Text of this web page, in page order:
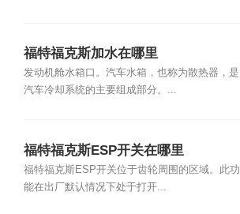
福特福克斯加水在哪里
发动机舱水箱口。汽车水箱，也称为散热器，是
汽车冷却系统的主要组成部分。...
福特福克斯ESP开关在哪里
福特福克斯ESP开关位于齿轮周围的区域。此功
能在出厂默认情况下处于打开...